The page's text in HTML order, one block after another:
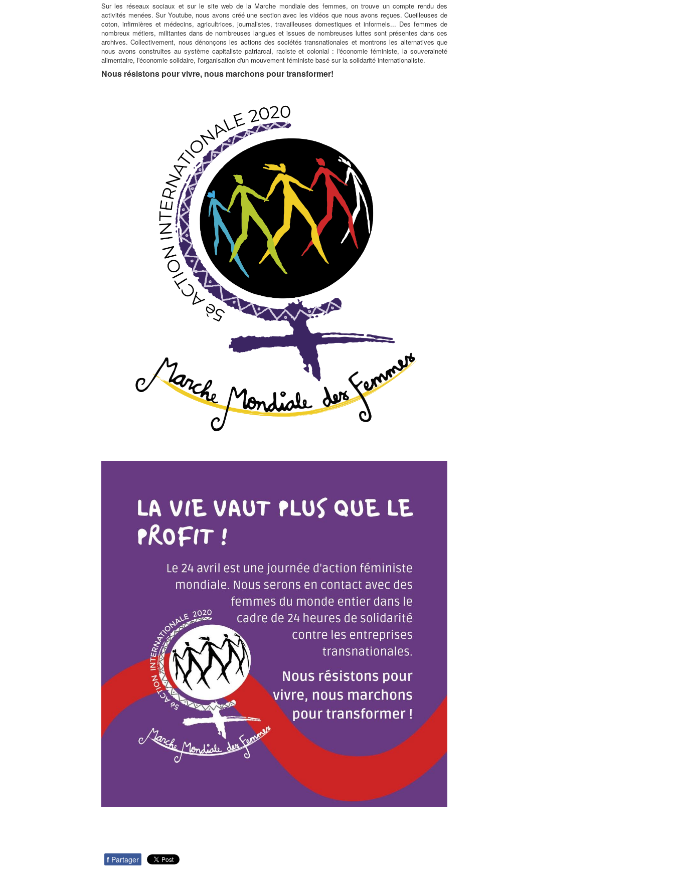
Sur les réseaux sociaux et sur le site web de la Marche mondiale des femmes, on trouve un compte rendu des
activités menées. Sur Youtube, nous avons créé une section avec les vidéos que nous avons reçues. Cueilleuses de
coton, infirmières et médecins, agricultrices, journalistes, travailleuses domestiques et informels... Des femmes de
nombreux métiers, militantes dans de nombreuses langues et issues de nombreuses luttes sont présentes dans ces
archives. Collectivement, nous dénonçons les actions des sociétés transnationales et montrons les alternatives que
nous avons construites au système capitaliste patriarcal, raciste et colonial : l'économie féministe, la souveraineté
alimentaire, l'économie solidaire, l'organisation d'un mouvement féministe basé sur la solidarité internationaliste.
Nous résistons pour vivre, nous marchons pour transformer!
f Partager